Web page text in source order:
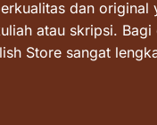
dan original
atau skripsi.
Store sangat